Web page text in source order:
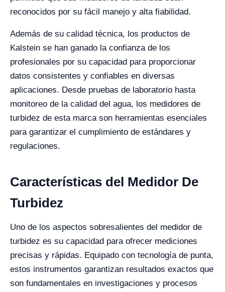
reconocidos por su fácil manejo y alta fiabilidad.
Además de su calidad técnica, los productos de
Kalstein se han ganado la confianza de los
profesionales por su capacidad para proporcionar
datos consistentes y confiables en diversas
aplicaciones. Desde pruebas de laboratorio hasta
monitoreo de la calidad del agua, los medidores de
turbidez de esta marca son herramientas esenciales
para garantizar el cumplimiento de estándares y
regulaciones.
Características del Medidor De
Turbidez
Uno de los aspectos sobresalientes del medidor de
turbidez es su capacidad para ofrecer mediciones
precisas y rápidas. Equipado con tecnología de punta,
estos instrumentos garantizan resultados exactos que
son fundamentales en investigaciones y procesos